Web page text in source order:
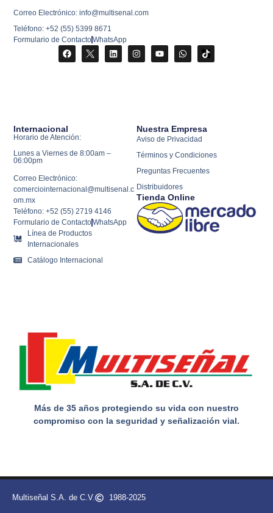
Más de 35 años protegiendo su vida con nuestro
compromiso con la seguridad y señalización vial.
Nuestra Empresa
Aviso de Privacidad
Términos y Condiciones
Preguntas Frecuentes
Distribuidores
Tienda Online
Internacional
Horario de Atención:
Lunes a Viernes de 8:00am –
06:00pm
Correo Electrónico:
comerciointernacional@multisenal.c
om.mx
Teléfono: +52 (55) 2719 4146
Formulario de ContactoWhatsApp
Línea de Productos
Internacionales
Catálogo Internacional
Correo Electrónico: info@multisenal.com
Teléfono: +52 (55) 5399 8671
Formulario de ContactoWhatsApp
Multiseñal S.A. de C.V. 1988-2025